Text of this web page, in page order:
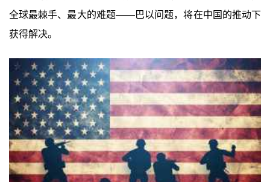
全球最棘手、最大的难题——巴以问题，将在中国的推动下
获得解决。